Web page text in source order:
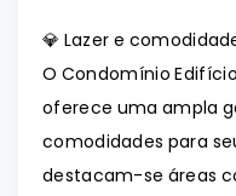
💎 Lazer e
O Condomínio
oferece uma ampla
comodidades para
destacam-se áreas